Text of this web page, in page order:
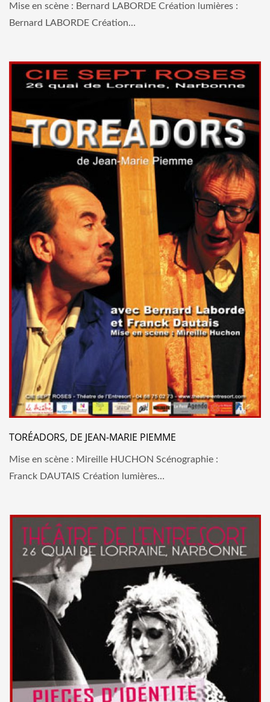
Mise en scène : Bernard LABORDE Création lumières :
Bernard LABORDE Création…
TORÉADORS, DE JEAN-MARIE PIEMME
Mise en scène : Mireille HUCHON Scénographie :
Franck DAUTAIS Création lumières…